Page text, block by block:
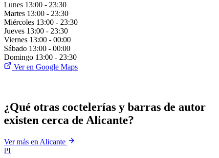
Lunes 13:00 - 23:30
Martes 13:00 - 23:30
Miércoles 13:00 - 23:30
Jueves 13:00 - 23:30
Viernes 13:00 - 00:00
Sábado 13:00 - 00:00
Domingo 13:00 - 23:30
Ver en Google Maps
¿Qué otras coctelerías y barras de autor
existen cerca de Alicante?
Ver más en Alicante
PI